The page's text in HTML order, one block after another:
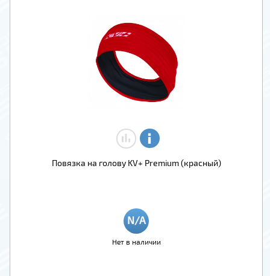
Повязка на голову KV+ Premium (красный)
Нет в наличии